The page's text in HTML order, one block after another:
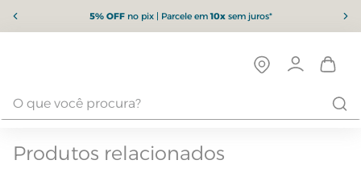
5% OFFno pix | Parcele em10xsem juros*
Produtos relacionados